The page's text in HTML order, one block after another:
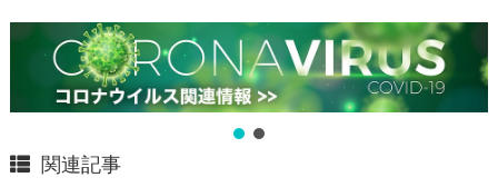
関連記事